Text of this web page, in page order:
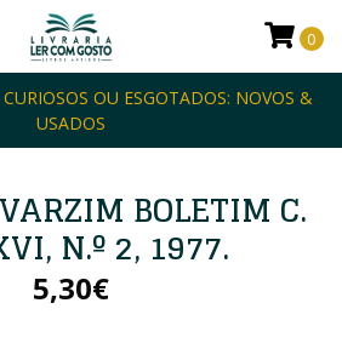
OU ESGOTADOS: NOVOS &
USADOS
0
BOLETIM C.
N.º 2, 1977.
5,30€